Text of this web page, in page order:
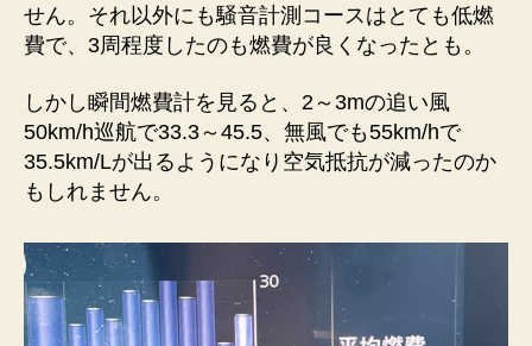
せん。それ以外にも騒音計測コースはとても低燃
費で、3周程度したのも燃費が良くなったとも。
しかし瞬間燃費計を見ると、2～3mの追い風
50km/h巡航で33.3～45.5、無風でも55km/hで
35.5km/Lが出るようになり空気抵抗が減ったのか
もしれません。